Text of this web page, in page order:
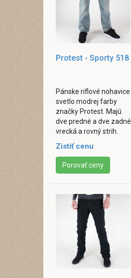
Protest - Sporty 518
Pánske riflové nohavice
svetlo modrej farby
značky Protest. Majú
dve predné a dve zadné
vrecká a rovný strih.
Zapínanie je riešene
gombíkom a
zipsom. Materiál je
100% ...
Zistiť cenu
Porovať ceny